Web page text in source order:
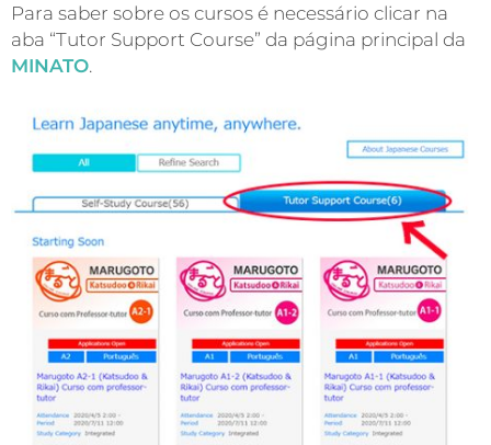
Para saber sobre os cursos é necessário clicar na
aba “Tutor Support Course” da página principal da
MINATO.